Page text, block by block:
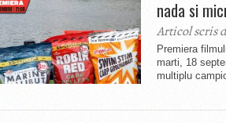
nada si
Articol scris
Premiera
marti, 18
multiplu